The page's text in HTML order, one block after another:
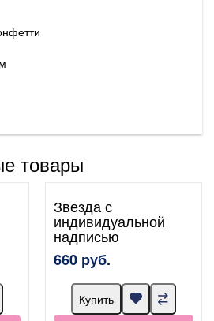
товары
Звезда с
индивидуальной
надписью
660 руб.
Купить